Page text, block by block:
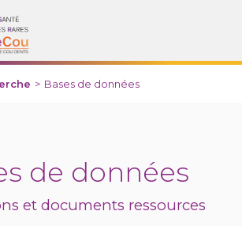
> Bases de données
de données
et documents ressources